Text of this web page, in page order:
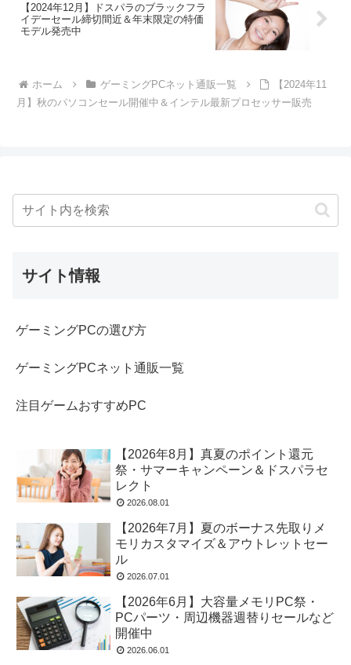
【2024年12月】ドスパラのブラックフラ
イデーセール締切間近＆年末限定の特価
モデル発売中
ホーム ゲーミングPCネット通販一覧
【2024年11
月】秋のパソコンセール開催中＆インテル最新プロセッサー販売
サイト情報
ゲーミングPCの選び方
ゲーミングPCネット通販一覧
注目ゲームおすすめPC
【2026年8月】真夏のポイント還元
祭・サマーキャンペーン＆ドスパラセ
レクト
2026.08.01
【2026年7月】夏のボーナス先取りメ
モリカスタマイズ＆アウトレットセー
ル
2026.07.01
【2026年6月】大容量メモリPC祭・
PCパーツ・周辺機器週替りセールなど
開催中
2026.06.01